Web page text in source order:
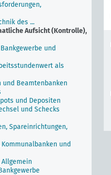
des ...
Aufsicht (Kontrolle),
und
als
und Beamtenbanken
und Depositen
und Schecks
Spareinrichtungen,
und